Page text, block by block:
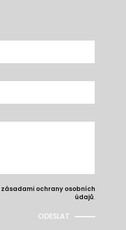
zásadami ochrany osobních
údajů.
ODESLAT